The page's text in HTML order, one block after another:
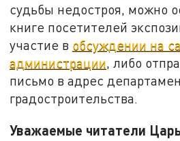
судьбы недостроя, можно
книге посетителей
участие в обсуждении на
администрации, либо
письмо в адрес
градостроительства.
Уважаемые читатели